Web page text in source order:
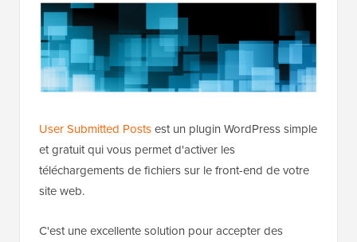
User Submitted Postsest un plugin WordPress simple
et gratuit qui vous permet d'activer les
téléchargements de fichiers sur le front-end de votre
site web.
C'est une excellente solution pour accepter des